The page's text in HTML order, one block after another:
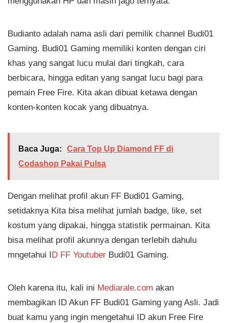
Budianto adalah nama asli dari pemilik channel Budi01
Gaming. Budi01 Gaming memiliki konten dengan ciri
khas yang sangat lucu mulai dari tingkah, cara
berbicara, hingga editan yang sangat lucu bagi para
pemain Free Fire. Kita akan dibuat ketawa dengan
konten-konten kocak yang dibuatnya.
Baca Juga:
Cara Top Up Diamond FF di
Codashop Pakai Pulsa
Dengan melihat profil akun FF Budi01 Gaming,
setidaknya Kita bisa melihat jumlah badge, like, set
kostum yang dipakai, hingga statistik permainan. Kita
bisa melihat profil akunnya dengan terlebih dahulu
mngetahui ID FF Youtuber Budi01 Gaming.
Oleh karena itu, kali ini Mediarale.com akan
membagikan ID Akun FF Budi01 Gaming yang Asli. Jadi
buat kamu yang ingin mengetahui ID akun Free Fire